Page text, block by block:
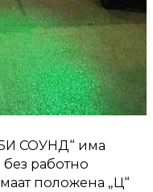
СОУНД“ има
без работно
положена „Ц“